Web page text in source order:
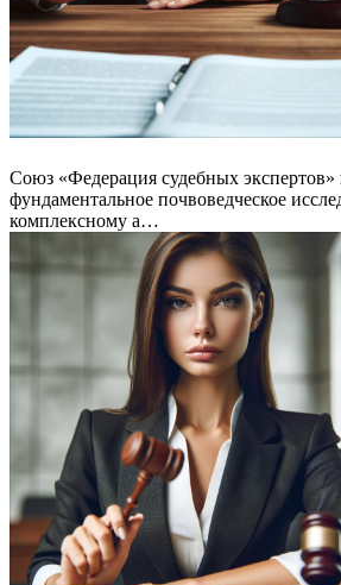
Союз «Федерация судебных экспертов»
фундаментальное почвоведческое
комплексному а…